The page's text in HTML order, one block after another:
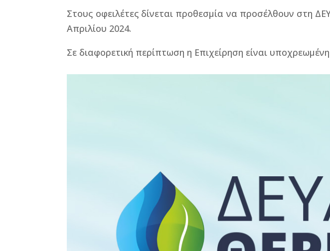
Στους οφειλέτες δίνεται προθεσμία να προσέλθουν στη
Απριλίου 2024.
Σε διαφορετική περίπτωση η Επιχείρηση είναι